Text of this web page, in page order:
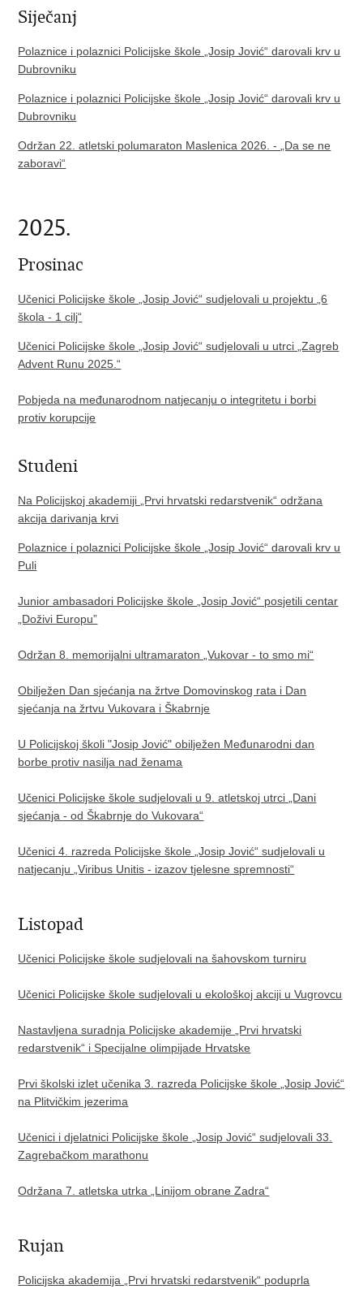
Siječanj
Polaznice i polaznici Policijske škole „Josip Jović“ darovali krv u
Dubrovniku
Polaznice i polaznici Policijske škole „Josip Jović“ darovali krv u
Dubrovniku
Održan 22. atletski polumaraton Maslenica 2026. - „Da se ne
zaboravi“
2025.
Prosinac
Učenici Policijske škole „Josip Jović“ sudjelovali u projektu „6
škola - 1 cilj“
Učenici Policijske škole „Josip Jović“ sudjelovali u utrci „Zagreb
Advent Runu 2025.“
Pobjeda na međunarodnom natjecanju o integritetu i borbi
protiv korupcije
Studeni
Na Policijskoj akademiji „Prvi hrvatski redarstvenik“ održana
akcija darivanja krvi
Polaznice i polaznici Policijske škole „Josip Jović“ darovali krv u
Puli
Junior ambasadori Policijske škole „Josip Jović“ posjetili centar
„Doživi Europu”
Održan 8. memorijalni ultramaraton „Vukovar - to smo mi“
Obilježen Dan sjećanja na žrtve Domovinskog rata i Dan
sjećanja na žrtvu Vukovara i Škabrnje
U Policijskoj školi "Josip Jović" obilježen Međunarodni dan
borbe protiv nasilja nad ženama
Učenici Policijske škole sudjelovali u 9. atletskoj utrci „Dani
sjećanja - od Škabrnje do Vukovara“
Učenici 4. razreda Policijske škole „Josip Jović“ sudjelovali u
natjecanju „Viribus Unitis - izazov tjelesne spremnosti“
Listopad
Učenici Policijske škole sudjelovali na šahovskom turniru
Učenici Policijske škole sudjelovali u ekološkoj akciji u Vugrovcu
Nastavljena suradnja Policijske akademije „Prvi hrvatski
redarstvenik“ i Specijalne olimpijade Hrvatske
Prvi školski izlet učenika 3. razreda Policijske škole „Josip Jović“
na Plitvičkim jezerima
Učenici i djelatnici Policijske škole „Josip Jović“ sudjelovali 33.
Zagrebačkom marathonu
Održana 7. atletska utrka „Linijom obrane Zadra“
Rujan
Policijska akademija „Prvi hrvatski redarstvenik“ poduprla